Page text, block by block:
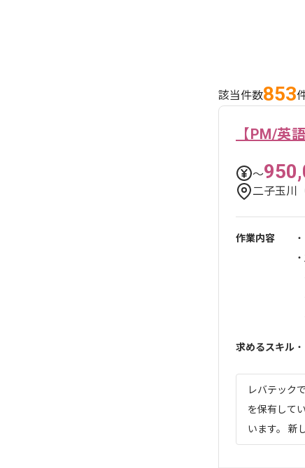
該当件数853
【PM/英
〜
二子玉川
作業内容
-
求めるスキル
レバテック
を保有して
います。 新